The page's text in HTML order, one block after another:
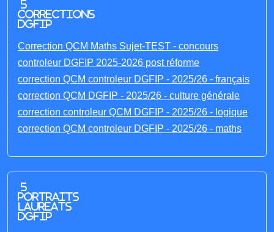
5
corrections
DGFIP
Correction QCM Maths Sujet-TEST - concours
controleur DGFIP 2025-2026 post réforme
correction QCM controleur DGFIP - 2025/26 - français
correction QCM DGFIP - 2025/26 - culture générale
correction controleur QCM DGFIP - 2025/26 - logique
correction QCM controleur DGFIP - 2025/26 - maths
5
portraits
laureats
DGFIP